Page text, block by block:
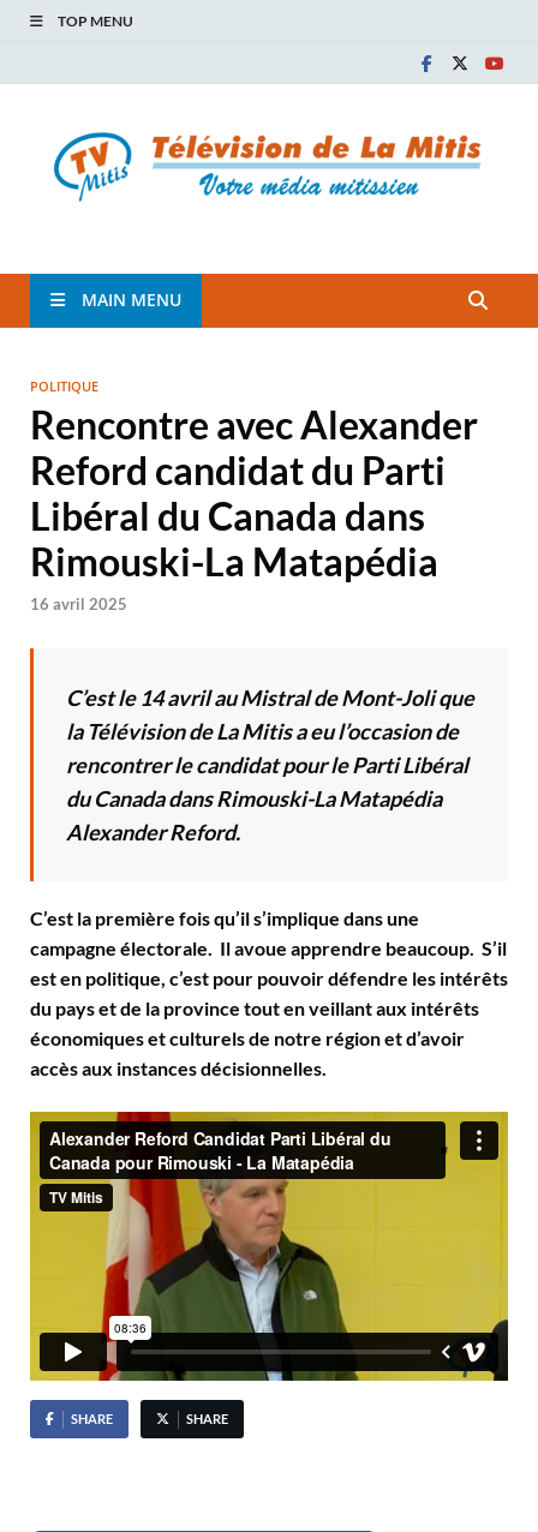
TOP MENU
TVM
MAIN MENU
POLITIQUE
Rencontre avec Alexander
Reford candidat du Parti
Libéral du Canada dans
Rimouski-La Matapédia
16 avril 2025
C’est le 14 avril au Mistral de Mont-Joli que
la Télévision de La Mitis a eu l’occasion de
rencontrer le candidat pour le Parti Libéral
du Canada dans Rimouski-La Matapédia
Alexander Reford.
C’est la première fois qu’il s’implique dans une
campagne électorale. Il avoue apprendre beaucoup. S’il
est en politique, c’est pour pouvoir défendre les intérêts
du pays et de la province tout en veillant aux intérêts
économiques et culturels de notre région et d’avoir
accès aux instances décisionnelles.
SHARE SHARE